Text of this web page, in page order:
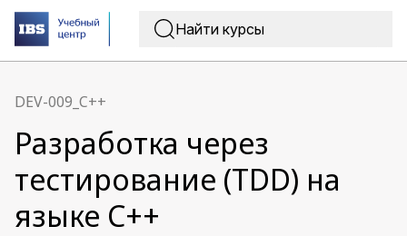
DEV-009_C++
Разработка через
тестирование (TDD) на
языке C++